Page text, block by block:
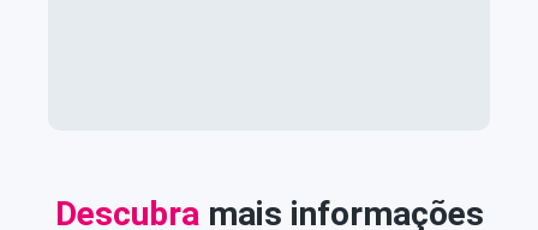
Descubra mais informações